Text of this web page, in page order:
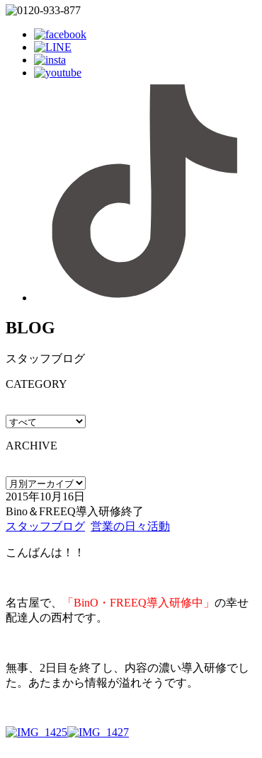
BLOG
スタッフブログ
CATEGORY
ARCHIVE
2015年10月16日
Bino＆FREEQ導入研修終了
スタッフブログ 営業の日々活動
こんばんは！！
名古屋で、 「BinO・FREEQ導入研修中」 の幸せ
配達人の西村です。
無事、2日目を終了し、内容の濃い導入研修でし
た。あたまから情報が溢れそうです。